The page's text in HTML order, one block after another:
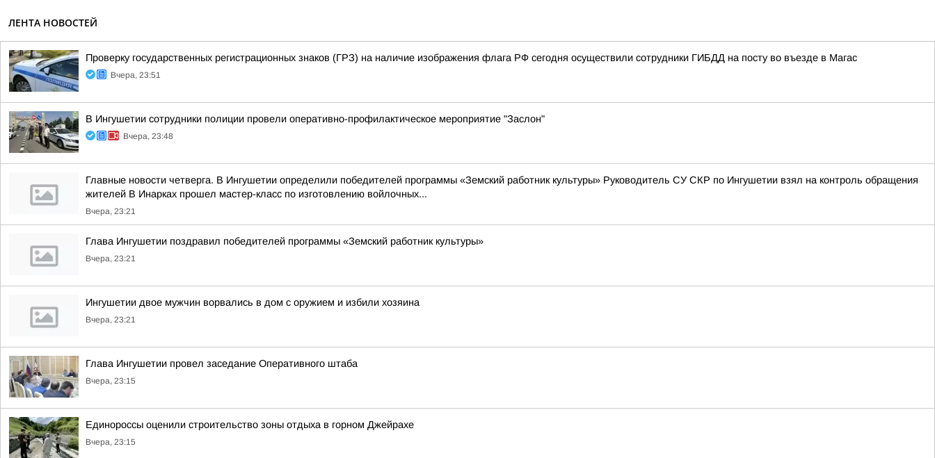
ЛЕНТА НОВОСТЕЙ
Проверку государственных регистрационных знаков (ГРЗ) на наличие изображения флага РФ сегодня осуществили сотрудники ГИБДД на посту во въезде в Магас
Вчера, 23:51
В Ингушетии сотрудники полиции провели оперативно-профилактическое мероприятие "Заслон"
Вчера, 23:48
Главные новости четверга. В Ингушетии определили победителей программы «Земский работник культуры» Руководитель СУ СКР по Ингушетии взял на контроль обращения
жителей В Инарках прошел мастер-класс по изготовлению войлочных...
Вчера, 23:21
Глава Ингушетии поздравил победителей программы «Земский работник культуры»
Вчера, 23:21
Ингушетии двое мужчин ворвались в дом с оружием и избили хозяина
Вчера, 23:21
Глава Ингушетии провел заседание Оперативного штаба
Вчера, 23:15
Единороссы оценили строительство зоны отдыха в горном Джейрахе
Вчера, 23:15